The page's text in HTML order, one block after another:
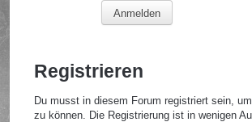
Registrieren
Du musst in diesem Forum registriert sein,
zu können. Die Registrierung ist in wenigen